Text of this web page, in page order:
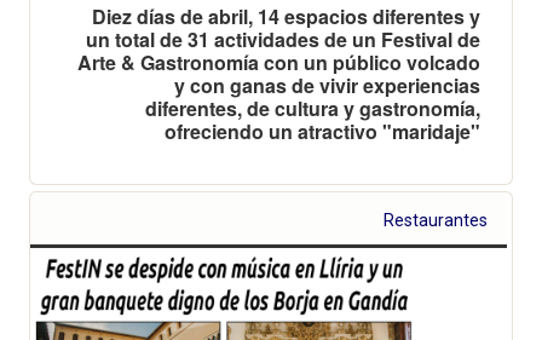
Diez días de abril, 14 espacios diferentes y
un total de 31 actividades de un Festival de
Arte & Gastronomía con un público volcado
y con ganas de vivir experiencias
diferentes, de cultura y gastronomía,
ofreciendo un atractivo "maridaje"
Restaurantes